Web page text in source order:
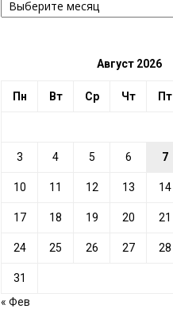
ПО
Август 2026
Пн Вт Ср Чт Пт
3 4 5 6 7
10 11 12 13 14
17 18 19 20 21
24 25 26 27 28
31
« Фев